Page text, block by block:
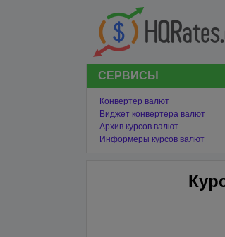
СЕРВИСЫ
Конвертер валют
Виджет конвертера валют
Архив курсов валют
Информеры курсов валют